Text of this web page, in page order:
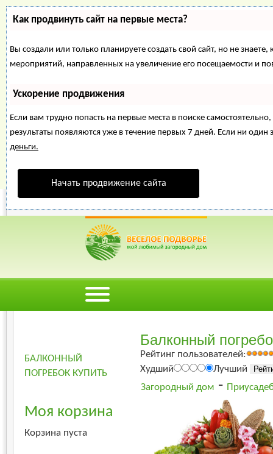
Как продвинуть сайт на первые места?
Вы создали или только планируете создать свой сайт, но не
мероприятий, направленных на увеличение его посещаемости и
Ускорение продвижения
Если вам трудно попасть на первые места в поиске
результаты появляются уже в течение первых 7 дней. Если ни один
деньги.
Начать продвижение сайта
Энциклопедия
БАЛКОННЫЙ
ПОГРЕБОК КУПИТЬ
Моя корзина
Корзина пуста
Загородный
Веселое
Балконный
Рейтинг пользователей:
Худший
Лучший
Загородный дом -